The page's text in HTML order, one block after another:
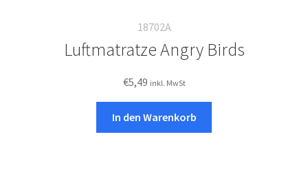
18702A
Luftmatratze Angry Birds
€5,49 inkl. MwSt
In den Warenkorb